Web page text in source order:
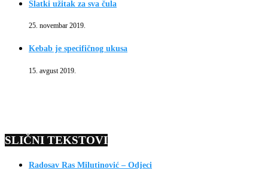
Slatki užitak za sva čula
25. novembar 2019.
Kebab je specifičnog ukusa
15. avgust 2019.
SLIČNI TEKSTOVI
Radosav Ras Milutinović – Odjeci